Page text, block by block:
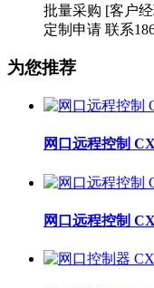
批量采购 [客户
定制申请 联系
为您推荐
网口远程控制
网口远程控制